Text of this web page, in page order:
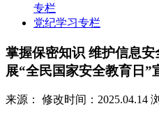
专栏
党纪学习专栏
掌握保密知识 维护信息
展“全民国家安全教育日”
来源： 修改时间：2025.04.14